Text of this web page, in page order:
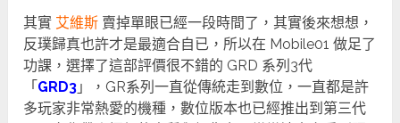
其實 艾維斯 賣掉單眼已經一段時間了，其實後來想想，
反璞歸真也許才是最適合自已，所以在 Mobile01 做足了
功課，選擇了這部評價很不錯的 GRD 系列3代
「 GRD3 」，GR系列一直從傳統走到數位，一直都是許
多玩家非常熱愛的機種，數位版本也已經推出到第三代